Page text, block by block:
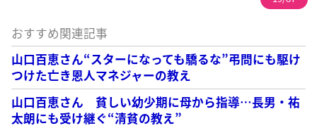
おすすめ関連記事
山口百恵さん“スターになっても驕るな”弔問にも駆け
つけた亡き恩人マネジャーの教え
山口百恵さん 貧しい幼少期に母から指導…長男・祐
太朗にも受け継ぐ“清貧の教え”